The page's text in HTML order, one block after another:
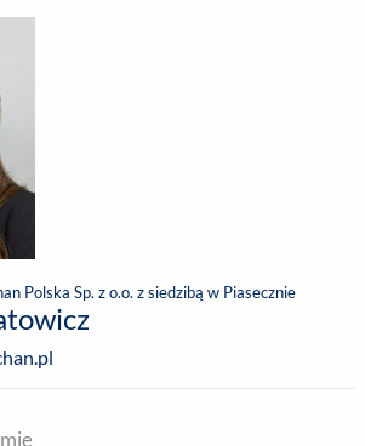
Polska Sp. z o.o. z siedzibą w Piasecznie